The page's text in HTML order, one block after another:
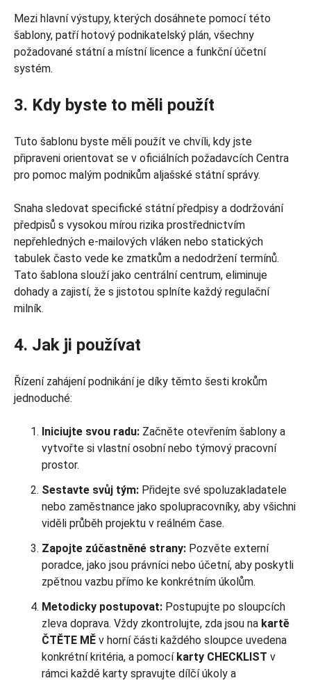
Mezi hlavní výstupy, kterých dosáhnete pomocí této
šablony, patří hotový podnikatelský plán, všechny
požadované státní a místní licence a funkční účetní
systém.
3. Kdy byste to měli použít
Tuto šablonu byste měli použít ve chvíli, kdy jste
připraveni orientovat se v oficiálních požadavcích Centra
pro pomoc malým podnikům aljašské státní správy.
Snaha sledovat specifické státní předpisy a dodržování
předpisů s vysokou mírou rizika prostřednictvím
nepřehledných e-mailových vláken nebo statických
tabulek často vede ke zmatkům a nedodržení termínů.
Tato šablona slouží jako centrální centrum, eliminuje
dohady a zajistí, že s jistotou splníte každý regulační
milník.
4. Jak ji používat
Řízení zahájení podnikání je díky těmto šesti krokům
jednoduché:
Iniciujte svou radu: Začněte otevřením šablony a
vytvořte si vlastní osobní nebo týmový pracovní
prostor.
Sestavte svůj tým: Přidejte své spoluzakladatele
nebo zaměstnance jako spolupracovníky, aby všichni
viděli průběh projektu v reálném čase.
Zapojte zúčastněné strany: Pozvěte externí
poradce, jako jsou právníci nebo účetní, aby poskytli
zpětnou vazbu přímo ke konkrétním úkolům.
Metodicky postupovat: Postupujte po sloupcích
zleva doprava. Vždy zkontrolujte, zda jsou na kartě
ČTĚTE MĚ v horní části každého sloupce uvedena
konkrétní kritéria, a pomocí karty CHECKLIST v
rámci každé karty spravujte dílčí úkoly a